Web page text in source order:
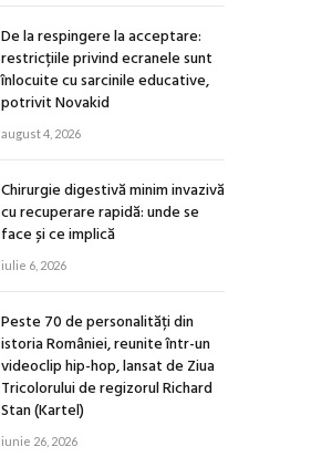
De la respingere la acceptare:
restricțiile privind ecranele sunt
înlocuite cu sarcinile educative,
potrivit Novakid
august 4, 2026
Chirurgie digestivă minim invazivă
cu recuperare rapidă: unde se
face și ce implică
iulie 6, 2026
Peste 70 de personalități din
istoria României, reunite într-un
videoclip hip-hop, lansat de Ziua
Tricolorului de regizorul Richard
Stan (Kartel)
iunie 26, 2026